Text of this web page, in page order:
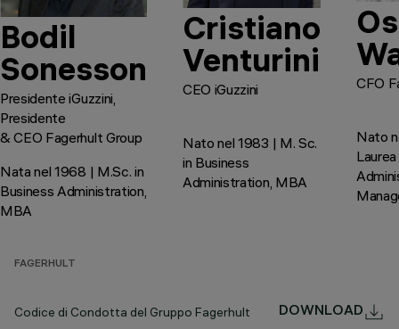
Bodil
Sonesson
Presidente iGuzzini,
Presidente
& CEO Fagerhult Group
Nata nel 1968 | M.Sc. in
Business Administration,
MBA
Cristiano
Venturini
CEO iGuzzini
Nato nel 1983 | M. Sc.
in Business
Administration, MBA
CFO
Nato
FAGERHULT
Codice di Condotta del Gruppo Fagerhult DOWNLOAD